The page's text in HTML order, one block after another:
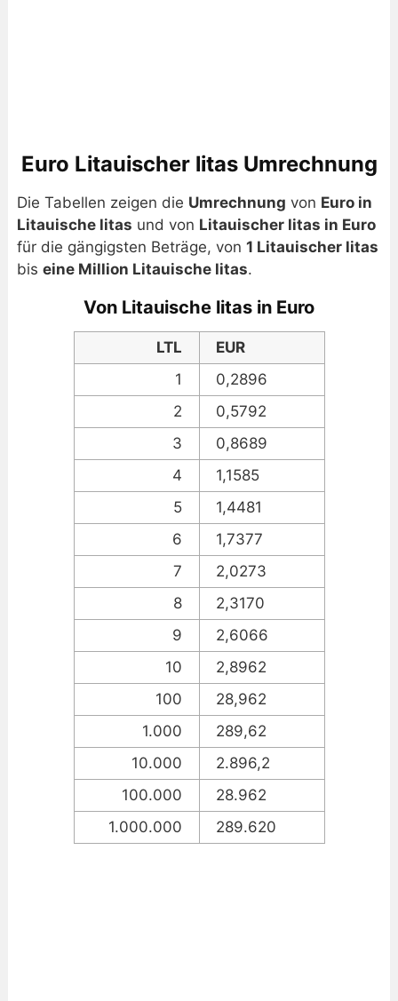
Euro Litauischer litas Umrechnung
Die Tabellen zeigen die Umrechnung von Euro in
Litauische litas und von Litauischer litas in Euro
für die gängigsten Beträge, von 1 Litauischer litas
bis eine Million Litauische litas.
Von Litauische litas in Euro
LTL
EUR
1
0,2896
2
0,5792
3
0,8689
4
1,1585
5
1,4481
6
1,7377
7
2,0273
8
2,3170
9
2,6066
10
2,8962
100
28,962
1.000
289,62
10.000
2.896,2
100.000
28.962
1.000.000
289.620